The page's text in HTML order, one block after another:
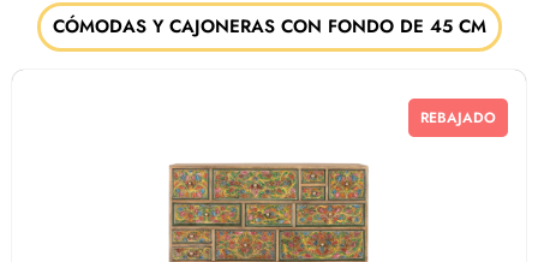
CÓMODAS Y CAJONERAS CON FONDO DE 45 CM
REBAJADO